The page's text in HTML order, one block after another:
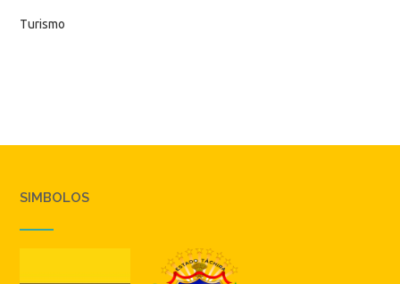
Turismo
SIMBOLOS